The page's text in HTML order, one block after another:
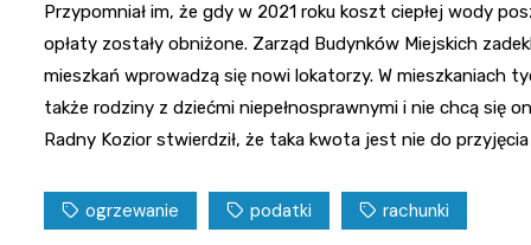
Przypomniał im, że gdy w 2021 roku koszt ciepłej wody
opłaty zostały obniżone. Zarząd Budynków Miejskich
mieszkań wprowadzą się nowi lokatorzy. W mieszkaniach
także rodziny z dziećmi niepełnosprawnymi i nie chcą się
Radny Kozior stwierdził, że taka kwota jest nie do
ogrzewanie podatki rachunki